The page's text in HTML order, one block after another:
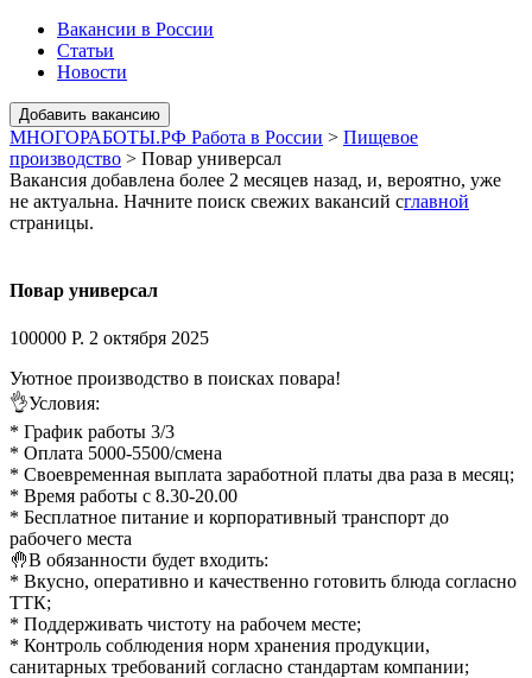
Вакансии в России
Статьи
Новости
МНОГОРАБОТЫ.РФ Работа в России > Пищевое
производство > Повар универсал
Вакансия добавлена более 2 месяцев назад, и, вероятно, уже
не актуальна. Начните поиск свежих вакансий сглавной
страницы.
Повар универсал
100000 Р. 2 октября 2025
Уютное производство в поисках повара!
👌Условия:
* График работы 3/3
* Оплата 5000-5500/смена
* Своевременная выплата заработной платы два раза в месяц;
* Время работы с 8.30-20.00
* Бесплатное питание и корпоративный транспорт до
рабочего места
🤚В обязанности будет входить:
* Вкусно, оперативно и качественно готовить блюда согласно
ТТК;
* Поддерживать чистоту на рабочем месте;
* Контроль соблюдения норм хранения продукции,
санитарных требований согласно стандартам компании;